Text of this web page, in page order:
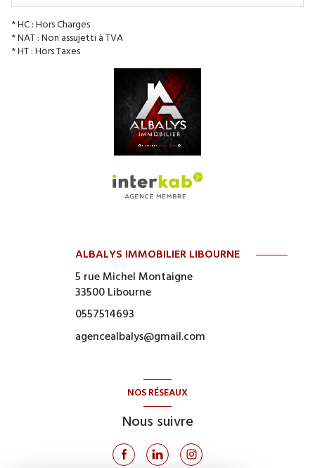
* HC : Hors Charges
* NAT : Non assujetti à TVA
* HT : Hors Taxes
ALBALYS IMMOBILIER LIBOURNE
5 rue Michel Montaigne
33500Libourne
0557514693
agencealbalys@gmail.com
NOS RÉSEAUX
Nous suivre